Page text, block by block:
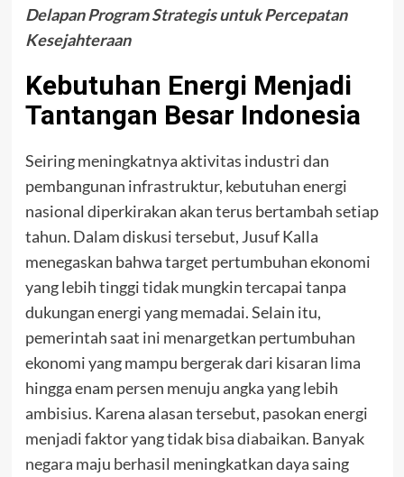
Delapan Program Strategis untuk Percepatan
Kesejahteraan
Kebutuhan Energi Menjadi
Tantangan Besar Indonesia
Seiring meningkatnya aktivitas industri dan
pembangunan infrastruktur, kebutuhan energi
nasional diperkirakan akan terus bertambah setiap
tahun. Dalam diskusi tersebut, Jusuf Kalla
menegaskan bahwa target pertumbuhan ekonomi
yang lebih tinggi tidak mungkin tercapai tanpa
dukungan energi yang memadai. Selain itu,
pemerintah saat ini menargetkan pertumbuhan
ekonomi yang mampu bergerak dari kisaran lima
hingga enam persen menuju angka yang lebih
ambisius. Karena alasan tersebut, pasokan energi
menjadi faktor yang tidak bisa diabaikan. Banyak
negara maju berhasil meningkatkan daya saing